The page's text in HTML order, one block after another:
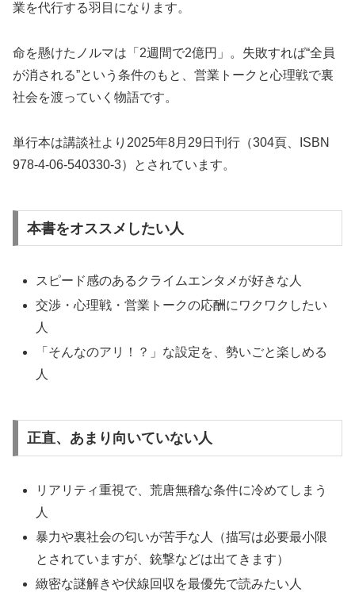
業を代行する羽目になります。
命を懸けたノルマは「2週間で2億円」。失敗すれば“全員
が消される”という条件のもと、営業トークと心理戦で裏
社会を渡っていく物語です。
単行本は講談社より2025年8月29日刊行（304頁、ISBN
978-4-06-540330-3）とされています。
本書をオススメしたい人
スピード感のあるクライムエンタメが好きな人
交渉・心理戦・営業トークの応酬にワクワクしたい
人
「そんなのアリ！？」な設定を、勢いごと楽しめる
人
正直、あまり向いていない人
リアリティ重視で、荒唐無稽な条件に冷めてしまう
人
暴力や裏社会の匂いが苦手な人（描写は必要最小限
とされていますが、銃撃などは出てきます）
緻密な謎解きや伏線回収を最優先で読みたい人